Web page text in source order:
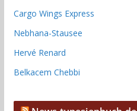
Cargo Wings Express
Nebhana-Stausee
Hervé Renard
Belkacem Chebbi